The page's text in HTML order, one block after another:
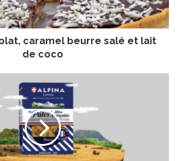
caramel beurre salé et lait
de coco